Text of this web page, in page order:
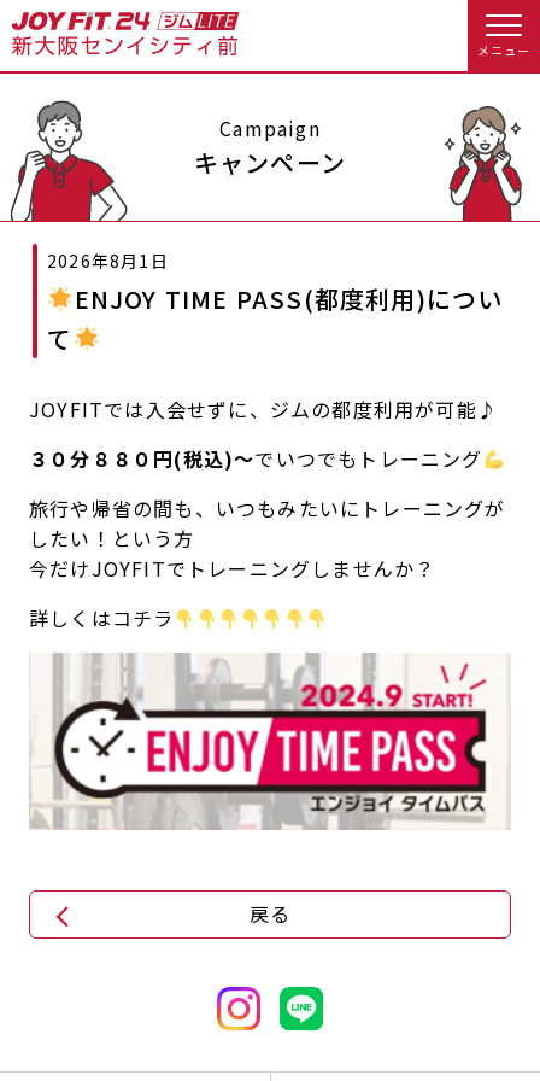
メニュー
店舗トップ
会員様向けのご案内
会員の方へトップ
会員様へのお知らせ
アクセス 店舗情報・サービス
よくあるご質問 店舗へのお問い合わせ
入会のお手続きをする
Appで入会手続き
入会を悩まれている方へトップ
キャンペーン 料金のご案内
アクセス 店舗情報・サービス
見学・体験 入会方法
よくあるご質問 店舗へのお問い合わせ
JOYFIT総合トップ
店舗を探す
Campaign
キャンペーン
2026年8月1日
ENJOY TIME PASS(都度利用)につい
て
JOYFITでは入会せずに、ジムの都度利用が可能♪
３０分８８０円(税込)～でいつでもトレーニング
旅行や帰省の間も、いつもみたいにトレーニングが
したい！という方
今だけJOYFITでトレーニングしませんか？
詳しくはコチラ
戻る